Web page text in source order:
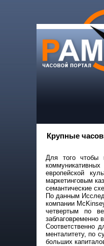
Крупные
Для того чтобы
европейской
маркетинговым
семантические
По данным
компании
четвертым по
заблаговременно
Соответственно
менталитету, по
больших